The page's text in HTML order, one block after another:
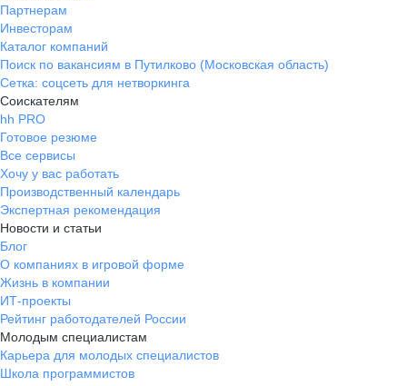
Партнерам
Инвесторам
Каталог компаний
Поиск по вакансиям в Путилково (Московская область)
Сетка: соцсеть для нетворкинга
Соискателям
hh PRO
Готовое резюме
Все сервисы
Хочу у вас работать
Производственный календарь
Экспертная рекомендация
Новости и статьи
Блог
О компаниях в игровой форме
Жизнь в компании
ИТ-проекты
Рейтинг работодателей России
Молодым специалистам
Карьера для молодых специалистов
Школа программистов